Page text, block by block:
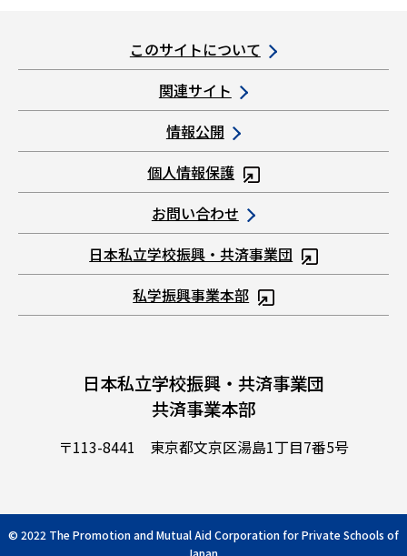
このサイトについて
関連サイト
情報公開
個人情報保護
お問い合わせ
日本私立学校振興・共済事業団
私学振興事業本部
日本私立学校振興・共済事業団
共済事業本部
〒113-8441 東京都文京区湯島1丁目7番5号
© 2022 The Promotion and Mutual Aid Corporation for Private Schools of